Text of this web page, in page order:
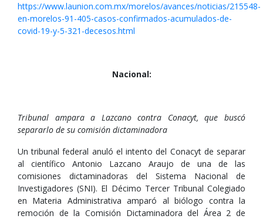
https://www.launion.com.mx/morelos/avances/noticias/215548-
en-morelos-91-405-casos-confirmados-acumulados-de-
covid-19-y-5-321-decesos.html
Nacional:
Tribunal ampara a Lazcano contra Conacyt, que buscó
separarlo de su comisión dictaminadora
Un tribunal federal anuló el intento del Conacyt de separar
al científico Antonio Lazcano Araujo de una de las
comisiones dictaminadoras del Sistema Nacional de
Investigadores (SNI). El Décimo Tercer Tribunal Colegiado
en Materia Administrativa amparó al biólogo contra la
remoción de la Comisión Dictaminadora del Área 2 de